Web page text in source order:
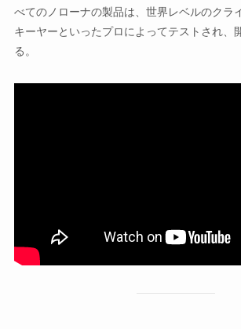
べてのノローナの製品は、世界レベルのクラ
キーヤーといったプロによってテストされ、
る。